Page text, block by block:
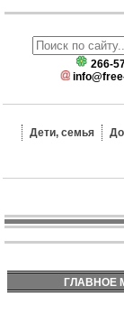
266-
Дети, семья
ГЛАВНОЕ